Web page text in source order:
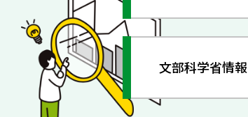
文部科学省情報